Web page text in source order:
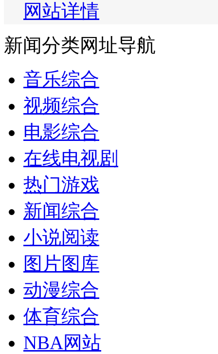
网站详情
新闻分类网址导航
音乐综合
视频综合
电影综合
在线电视剧
热门游戏
新闻综合
小说阅读
图片图库
动漫综合
体育综合
NBA网站